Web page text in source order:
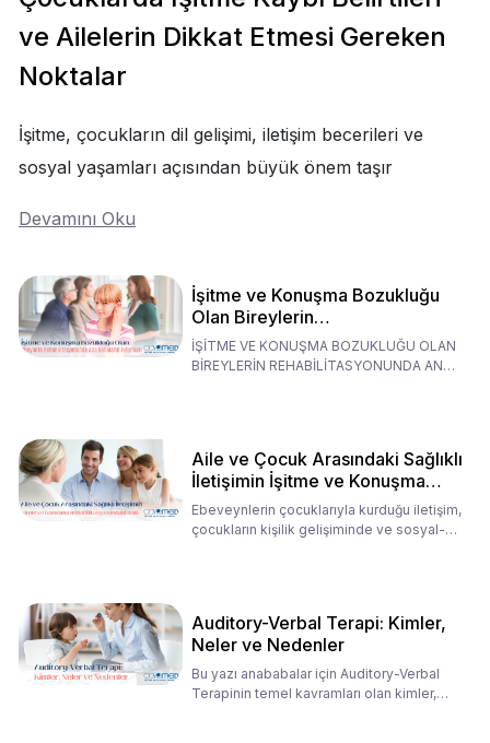
ve Ailelerin Dikkat Etmesi Gereken
Noktalar
İşitme, çocukların dil gelişimi, iletişim becerileri ve
sosyal yaşamları açısından büyük önem taşır
Devamını Oku
İşitme ve Konuşma Bozukluğu
Olan Bireylerin
Rehabilitasyonunda Ana
Babaların Tutumları
İŞİTME VE KONUŞMA BOZUKLUĞU OLAN
BİREYLERİN REHABİLİTASYONUNDA ANA
Aile ve Çocuk Arasındaki Sağlıklı
İletişimin İşitme ve Konuşma
Rehabilitasyonundaki Rolü
Ebeveynlerin çocuklarıyla kurduğu iletişim,
çocukların kişilik gelişiminde ve sosyal-
Auditory-Verbal Terapi: Kimler,
Neler ve Nedenler
Bu yazı anababalar için Auditory-Verbal
Terapinin temel kavramları olan kimler,